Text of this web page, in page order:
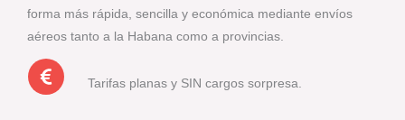
forma más rápida, sencilla y económica mediante envíos
aéreos tanto a la Habana como a provincias.
Tarifas planas y SIN cargos sorpresa.